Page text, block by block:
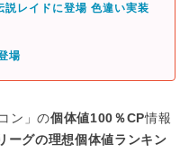
説レイドに登場 色違い実装
場
ン」の個体値100％CP情報
ーグの理想個体値ランキン